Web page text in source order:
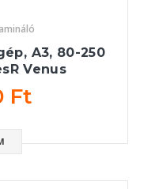
A3, 80-250
Venus
Ft